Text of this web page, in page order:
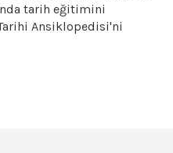
tarih eğitimini
Ansiklopedisi'ni